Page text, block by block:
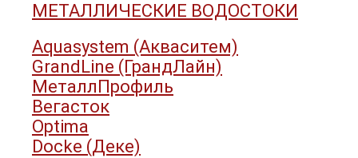
МЕТАЛЛИЧЕСКИЕ ВОДОСТОКИ
Aquasystem (Акваситем)
GrandLine (ГрандЛайн)
МеталлПрофиль
Вегасток
Optima
Docke (Деке)